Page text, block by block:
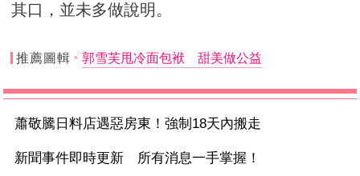
其口，並未多做說明。
推薦圖輯 郭雪芙甩冷面包袱 甜美做公益
蕭敬騰日料店遇惡房東！強制18天內搬走
新聞事件即時更新 所有消息一手掌握！